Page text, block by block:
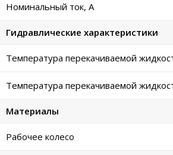
Номинальный ток, А
Гидравлические характеристики
Температура перекачиваемой
Температура перекачиваемой
Материалы
Рабочее колесо